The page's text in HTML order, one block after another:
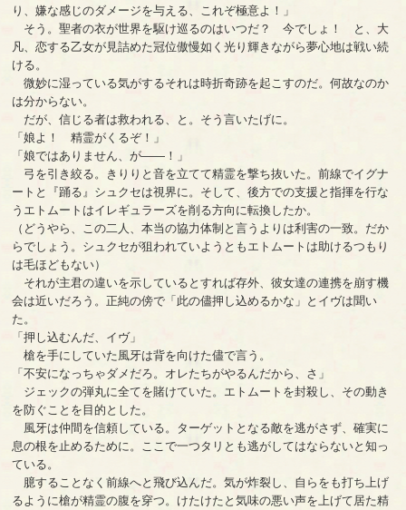
り、嫌な感じのダメージを与える、これぞ極意よ！」
そう。聖者の衣が世界を駆け巡るのはいつだ？ 今でしょ！ と、大
凡、恋する乙女が見詰めた冠位傲慢如く光り輝きながら夢心地は戦い続
ける。
微妙に湿っている気がするそれは時折奇跡を起こすのだ。何故なのか
は分からない。
だが、信じる者は救われる、と。そう言いたげに。
「娘よ！ 精霊がくるぞ！」
「娘ではありません、が――！」
弓を引き絞る。きりりと音を立てて精霊を撃ち抜いた。前線でイグナ
ートと『踊る』シュクセは視界に。そして、後方での支援と指揮を行な
うエトムートはイレギュラーズを削る方向に転換したか。
（どうやら、この二人、本当の協力体制と言うよりは利害の一致。だか
らでしょう。シュクセが狙われていようともエトムートは助けるつもり
は毛ほどもない）
それが主君の違いを示しているとすれば存外、彼女達の連携を崩す機
会は近いだろう。正純の傍で「此の儘押し込めるかな」とイヴは聞い
た。
「押し込むんだ、イヴ」
槍を手にしていた風牙は背を向けた儘で言う。
「不安になっちゃダメだろ。オレたちがやるんだから、さ」
ジェックの弾丸に全てを賭けていた。エトムートを封殺し、その動き
を防ぐことを目的とした。
風牙は仲間を信頼している。ターゲットとなる敵を逃がさず、確実に
息の根を止めるために。ここで一つタリとも逃がしてはならないと知っ
ている。
臆することなく前線へと飛び込んだ。気が炸裂し、自らをも打ち上げ
るように槍が精霊の腹を穿つ。けたけたと気味の悪い声を上げて居た精